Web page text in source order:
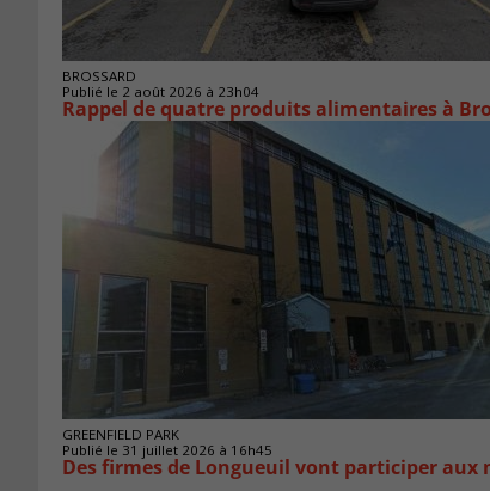
BROSSARD
Publié le 2 août 2026 à 23h04
Rappel de quatre produits alimentaires à
GREENFIELD PARK
Publié le 31 juillet 2026 à 16h45
Des firmes de Longueuil vont participer aux